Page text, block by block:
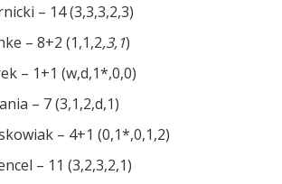
– 14 (3,3,3,2,3)
– 8+2 (1,1,2,3,1)
– 1+1 (w,d,1*,0,0)
– 7 (3,1,2,d,1)
– 4+1 (0,1*,0,1,2)
– 11 (3,2,3,2,1)